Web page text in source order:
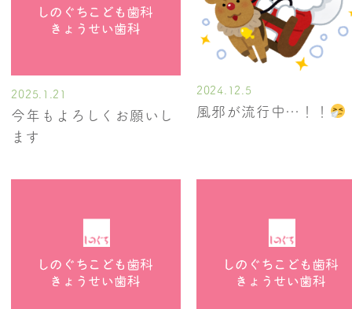
2025.1.21
今年もよろしくお願いし
ます
2024.12.5
風邪が流行中…！！